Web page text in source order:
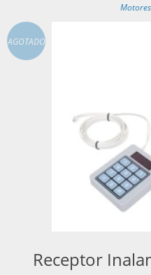
AGOTADO
Receptor